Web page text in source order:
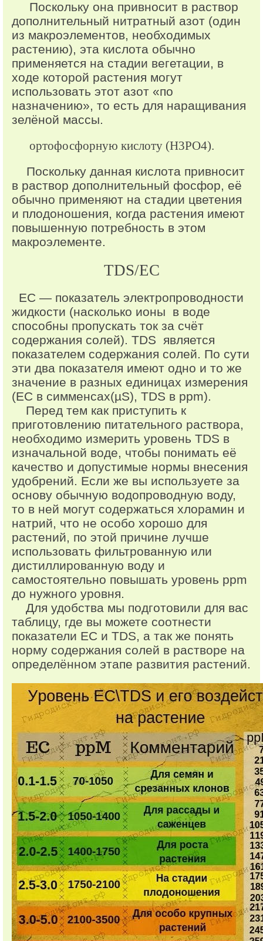
Поскольку она привносит в раствор
дополнительный нитратный азот (один
из макроэлементов, необходимых
растению), эта кислота обычно
применяется на стадии вегетации, в
ходе которой растения могут
использовать этот азот «по
назначению», то есть для наращивания
зелёной массы.
ортофосфорную кислоту (H3PO4).
Поскольку данная кислота привносит
в раствор дополнительный фосфор, её
обычно применяют на стадии цветения
и плодоношения, когда растения имеют
повышенную потребность в этом
макроэлементе.
TDS/EC
EC — показатель электропроводности
жидкости (насколько ионы в воде
способны пропускать ток за счёт
содержания солей). TDS является
показателем содержания солей. По сути
эти два показателя имеют одно и то же
значение в разных единицах измерения
(EC в симменсах(µS), TDS в ppm).
Перед тем как приступить к
приготовлению питательного раствора,
необходимо измерить уровень TDS в
изначальной воде, чтобы понимать её
качество и допустимые нормы внесения
удобрений. Если же вы используете за
основу обычную водопроводную воду,
то в ней могут содержаться хлорамин и
натрий, что не особо хорошо для
растений, по этой причине лучше
использовать фильтрованную или
дистиллированную воду и
самостоятельно повышать уровень ppm
до нужного уровня.
Для удобства мы подготовили для вас
таблицу, где вы можете соотнести
показатели EC и TDS, а так же понять
норму содержания солей в растворе на
определённом этапе развития растений.